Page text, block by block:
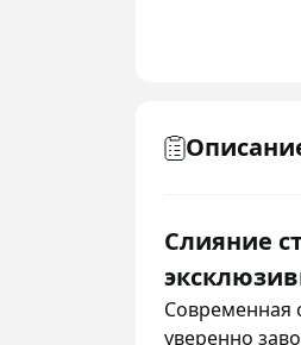
Слияние
Современная
уверенно